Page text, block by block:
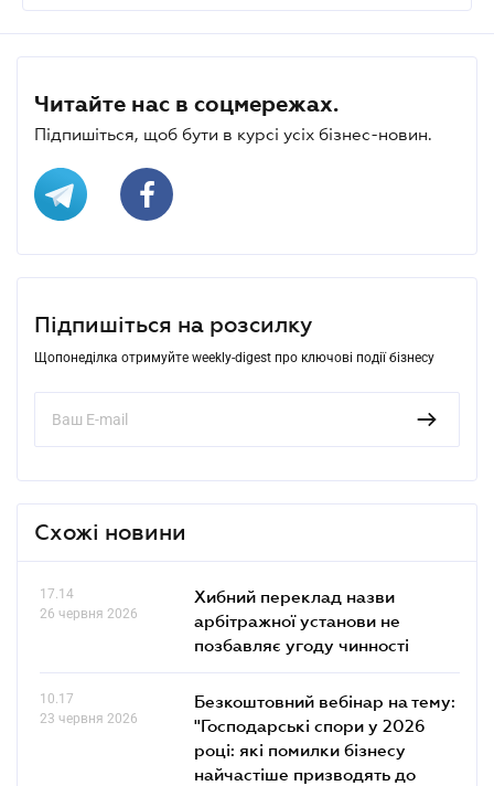
Читайте нас в соцмережах.
Підпишіться, щоб бути в курсі усіх бізнес-новин.
Підпишіться на розсилку
Щопонеділка отримуйте weekly-digest про ключові події бізнесу
Схожі новини
17.14
26 червня 2026
Хибний переклад назви
арбітражної установи не
позбавляє угоду чинності
10.17
23 червня 2026
Безкоштовний вебінар на тему:
"Господарські спори у 2026
році: які помилки бізнесу
найчастіше призводять до